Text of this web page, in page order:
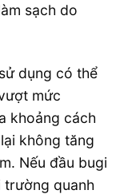
sạch do
dụng có thể
mức
khoảng cách
không tăng
Nếu đầu bugi
trường quanh